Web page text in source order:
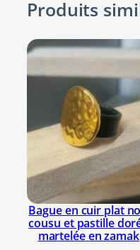
b
u
b
o
n
z
e
Produits
Bague en cuir plat
cousu et pastille
martelée en zamak